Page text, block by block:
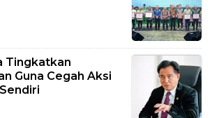
Tingkatkan
Guna Cegah Aksi